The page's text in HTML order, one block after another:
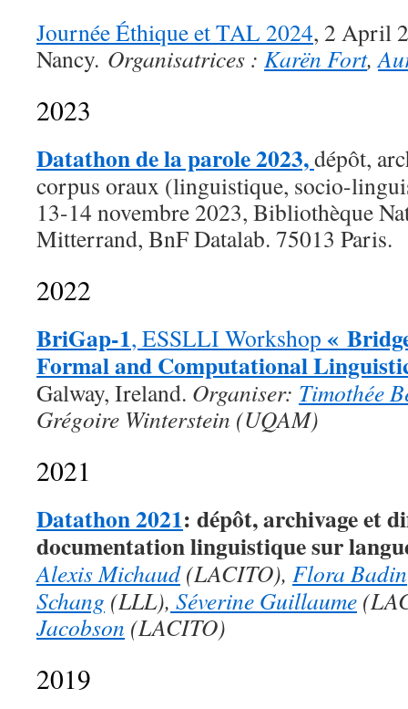
Journée Éthique et TAL 2024, 2 April
Nancy. Organisatrices : Karën Fort,
2023
Datathon de la parole 2023,dépôt,
corpus oraux (linguistique, socio-
13-14 novembre 2023, Bibliothèque
Mitterrand, BnF Datalab. 75013 Paris.
2022
BriGap-1, ESSLLI Workshop «
Formal and Computational
Galway, Ireland. Organiser: Timothée
Grégoire Winterstein (UQAM)
2021
Datathon 2021: dépôt, archivage et
documentation linguistique sur
Alexis Michaud(LACITO), Flora Badin
Schang (LLL), Séverine Guillaume
Jacobson (LACITO)
2019